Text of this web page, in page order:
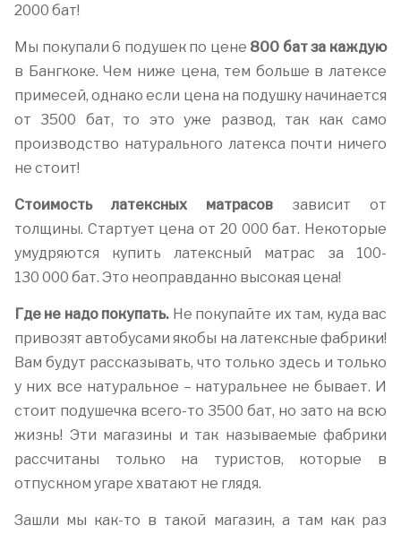
2000 бат!
Мы покупали 6 подушек по цене 800 бат за каждую
в Бангкоке. Чем ниже цена, тем больше в латексе
примесей, однако если цена на подушку начинается
от 3500 бат, то это уже развод, так как само
производство натурального латекса почти ничего
не стоит!
Стоимость латексных матрасов зависит от
толщины. Стартует цена от 20 000 бат. Некоторые
умудряются купить латексный матрас за 100-
130 000 бат. Это неоправданно высокая цена!
Где не надо покупать. Не покупайте их там, куда вас
привозят автобусами якобы на латексные фабрики!
Вам будут рассказывать, что только здесь и только
у них все натуральное – натуральнее не бывает. И
стоит подушечка всего-то 3500 бат, но зато на всю
жизнь! Эти магазины и так называемые фабрики
рассчитаны только на туристов, которые в
отпускном угаре хватают не глядя.
Зашли мы как-то в такой магазин, а там как раз